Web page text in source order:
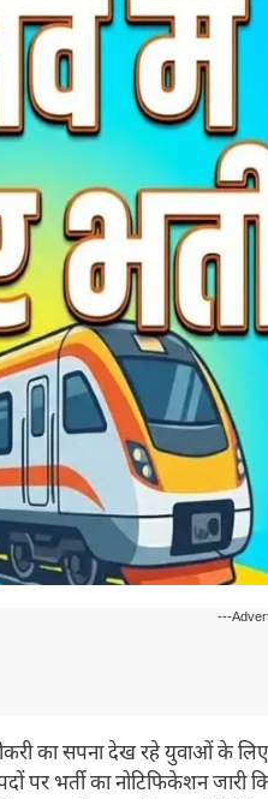
---
का सपना देख रहे युवाओं के
पर भर्ती का नोटिफिकेशन जारी